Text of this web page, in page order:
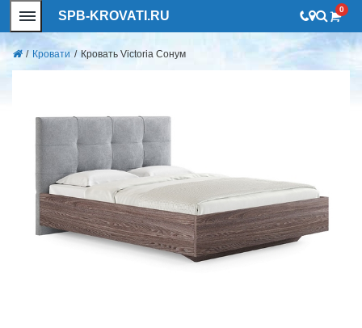
SPB-KROVATI.RU 0
/ Кровати / Кровать Victoria Сонум